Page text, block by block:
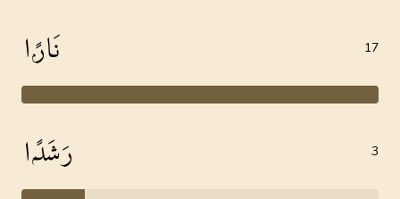
نَارًۭا 17
رَشَدًۭا 3